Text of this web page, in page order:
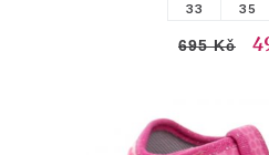
33 35
695 Kč